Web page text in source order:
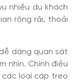
nhiều du khách
rộng rãi, thoải
dàng quan sát
nhìn. Chính điều
các loại cáp treo